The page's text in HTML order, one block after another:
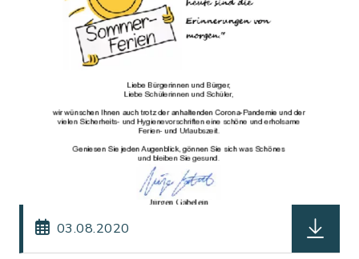
03.08.2020